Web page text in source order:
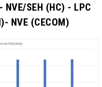
SEH (HC) - LPC
NVE (CECOM)